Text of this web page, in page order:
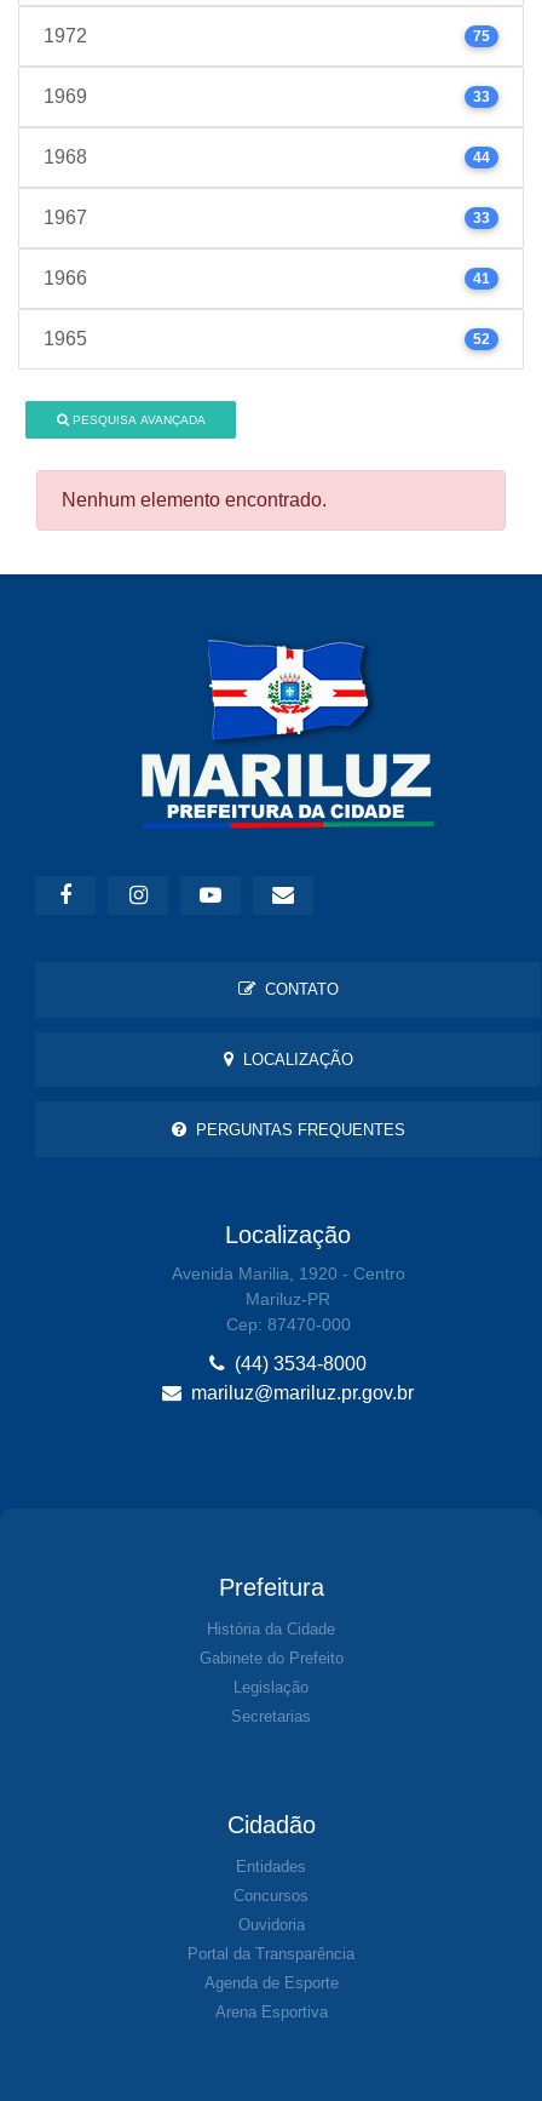
1972 75
1969 33
1968 44
1967 33
1966 41
1965 52
PESQUISA AVANÇADA
Nenhum elemento encontrado.
CONTATO
LOCALIZAÇÃO
PERGUNTAS FREQUENTES
Localização
Avenida Marilia, 1920 - Centro
Mariluz-PR
Cep: 87470-000
(44) 3534-8000
mariluz@mariluz.pr.gov.br
Prefeitura
História da Cidade
Gabinete do Prefeito
Legislação
Secretarias
Cidadão
Entidades
Concursos
Ouvidoria
Portal da Transparência
Agenda de Esporte
Arena Esportiva